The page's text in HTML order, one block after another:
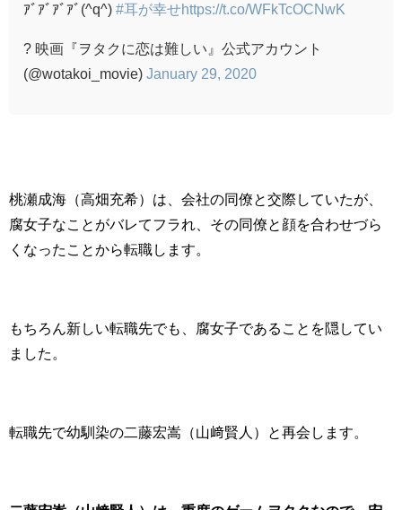
ｱﾞｱﾞｱﾞｱﾞ(^q^) #耳が幸せhttps://t.co/WFkTcOCNwK
? 映画『ヲタクに恋は難しい』公式アカウント
(@wotakoi_movie) January 29, 2020
桃瀬成海（高畑充希）は、会社の同僚と交際していたが、
腐女子なことがバレてフラれ、その同僚と顔を合わせづら
くなったことから転職します。
もちろん新しい転職先でも、腐女子であることを隠してい
ました。
転職先で幼馴染の二藤宏嵩（山﨑賢人）と再会します。